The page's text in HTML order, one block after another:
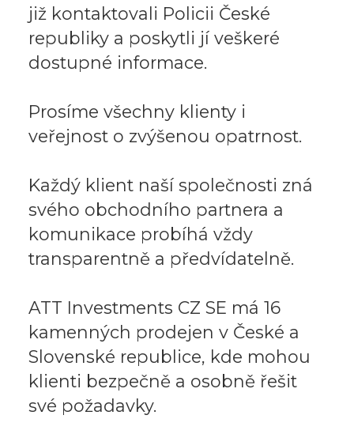
již kontaktovali Policii České
republiky a poskytli jí veškeré
dostupné informace.
Prosíme všechny klienty i
veřejnost o zvýšenou opatrnost.
Každý klient naší společnosti zná
svého obchodního partnera a
komunikace probíhá vždy
transparentně a předvídatelně.
ATT Investments CZ SE má 16
kamenných prodejen v České a
Slovenské republice, kde mohou
klienti bezpečně a osobně řešit
své požadavky.